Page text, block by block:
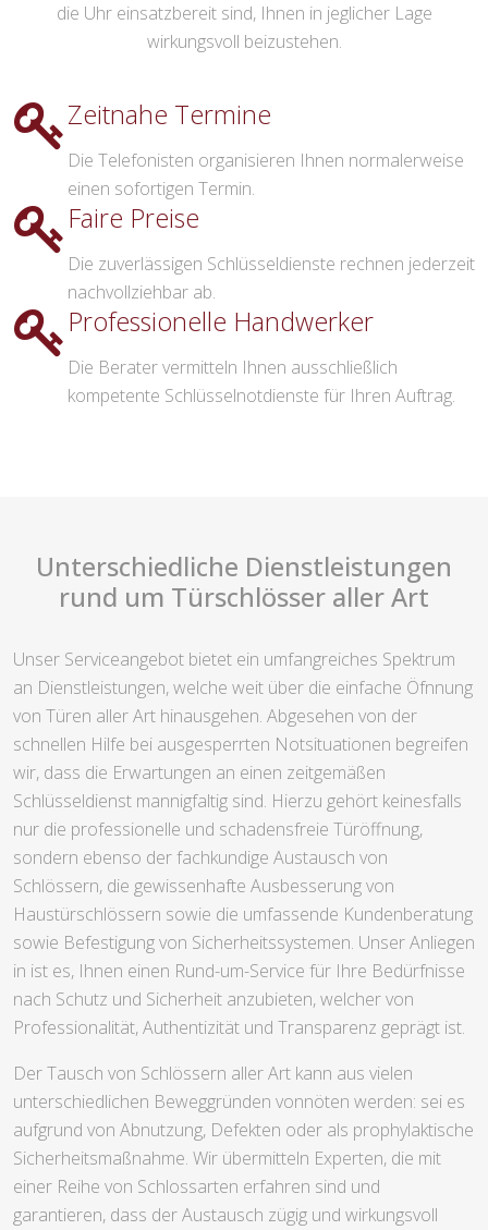
die Uhr einsatzbereit sind, Ihnen in jeglicher Lage
wirkungsvoll beizustehen.
Zeitnahe Termine
Die Telefonisten organisieren Ihnen normalerweise
einen sofortigen Termin.
Faire Preise
Die zuverlässigen Schlüsseldienste rechnen jederzeit
nachvollziehbar ab.
Professionelle Handwerker
Die Berater vermitteln Ihnen ausschließlich
kompetente Schlüsselnotdienste für Ihren Auftrag.
Unterschiedliche Dienstleistungen
rund um Türschlösser aller Art
Unser Serviceangebot bietet ein umfangreiches Spektrum
an Dienstleistungen, welche weit über die einfache Öfnnung
von Türen aller Art hinausgehen. Abgesehen von der
schnellen Hilfe bei ausgesperrten Notsituationen begreifen
wir, dass die Erwartungen an einen zeitgemäßen
Schlüsseldienst mannigfaltig sind. Hierzu gehört keinesfalls
nur die professionelle und schadensfreie Türöffnung,
sondern ebenso der fachkundige Austausch von
Schlössern, die gewissenhafte Ausbesserung von
Haustürschlössern sowie die umfassende Kundenberatung
sowie Befestigung von Sicherheitssystemen. Unser Anliegen
in ist es, Ihnen einen Rund-um-Service für Ihre Bedürfnisse
nach Schutz und Sicherheit anzubieten, welcher von
Professionalität, Authentizität und Transparenz geprägt ist.
Der Tausch von Schlössern aller Art kann aus vielen
unterschiedlichen Beweggründen vonnöten werden: sei es
aufgrund von Abnutzung, Defekten oder als prophylaktische
Sicherheitsmaßnahme. Wir übermitteln Experten, die mit
einer Reihe von Schlossarten erfahren sind und
garantieren, dass der Austausch zügig und wirkungsvoll